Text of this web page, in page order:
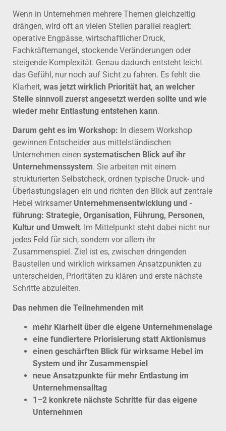
Wenn in Unternehmen mehrere Themen gleichzeitig
drängen, wird oft an vielen Stellen parallel reagiert:
operative Engpässe, wirtschaftlicher Druck,
Fachkräftemangel, stockende Veränderungen oder
steigende Komplexität. Genau dadurch entsteht leicht
das Gefühl, nur noch auf Sicht zu fahren. Es fehlt die
Klarheit, was jetzt wirklich Priorität hat, an welcher
Stelle sinnvoll zuerst angesetzt werden sollte und wie
wieder mehr Entlastung entstehen kann.
Darum geht es im Workshop: In diesem Workshop
gewinnen Entscheider aus mittelständischen
Unternehmen einen systematischen Blick auf ihr
Unternehmenssystem. Sie arbeiten mit einem
strukturierten Selbstcheck, ordnen typische Druck- und
Überlastungslagen ein und richten den Blick auf zentrale
Hebel wirksamer Unternehmensentwicklung und -
führung: Strategie, Organisation, Führung, Personen,
Kultur und Umwelt. Im Mittelpunkt steht dabei nicht nur
jedes Feld für sich, sondern vor allem ihr
Zusammenspiel. Ziel ist es, zwischen dringenden
Baustellen und wirklich wirksamen Ansatzpunkten zu
unterscheiden, Prioritäten zu klären und erste nächste
Schritte abzuleiten.
Das nehmen die Teilnehmenden mit
mehr Klarheit über die eigene Unternehmenslage
eine fundiertere Priorisierung statt Aktionismus
einen geschärften Blick für wirksame Hebel im
System und ihr Zusammenspiel
neue Ansatzpunkte für mehr Entlastung im
Unternehmensalltag
1–2 konkrete nächste Schritte für das eigene
Unternehmen